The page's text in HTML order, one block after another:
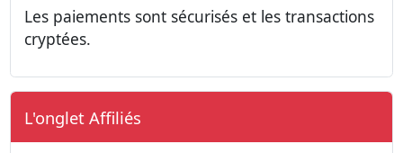
Les paiements sont sécurisés et les transactions
cryptées.
L'onglet Affiliés